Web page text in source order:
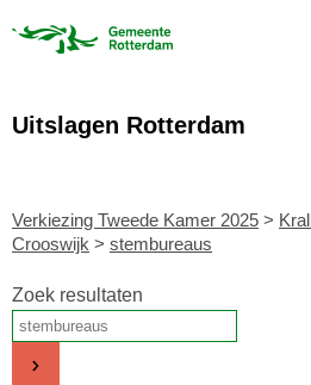
Uitslagen Rotterdam
Verkiezing Tweede Kamer 2025 >
Crooswijk > stembureaus
Zoek resultaten